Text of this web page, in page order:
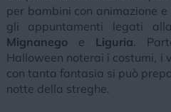
per bambini con animazione
gli appuntamenti legati
Mignanegoe Liguria.
Halloween noterai i costumi, i
con tanta fantasia si può
notte della streghe.